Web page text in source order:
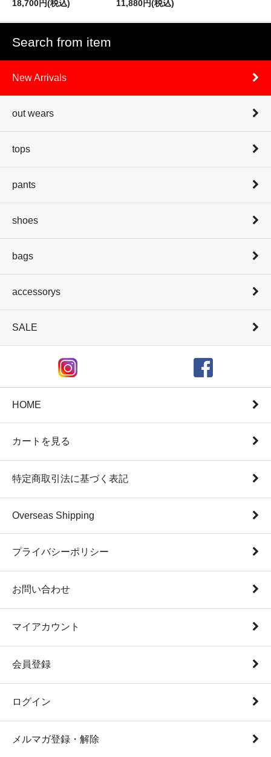
18,700円(税込)
11,880円(税込)
Search from item
New Arrivals
out wears
tops
pants
shoes
bags
accessorys
SALE
HOME
カートを見る
特定商取引法に基づく表記
Overseas Shipping
プライバシーポリシー
お問い合わせ
マイアカウント
会員登録
ログイン
メルマガ登録・解除